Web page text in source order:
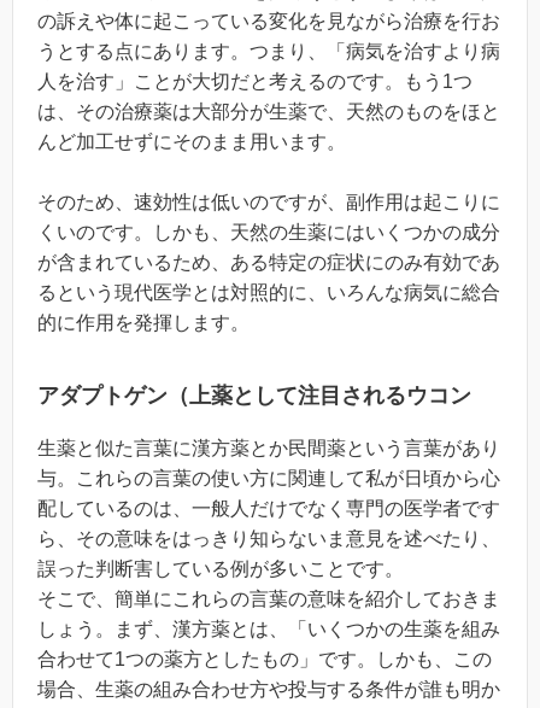
の訴えや体に起こっている変化を見ながら治療を行お
うとする点にあります。つまり、「病気を治すより病
人を治す」ことが大切だと考えるのです。もう1つ
は、その治療薬は大部分が生薬で、天然のものをほと
んど加工せずにそのまま用います。
そのため、速効性は低いのですが、副作用は起こりに
くいのです。しかも、天然の生薬にはいくつかの成分
が含まれているため、ある特定の症状にのみ有効であ
るという現代医学とは対照的に、いろんな病気に総合
的に作用を発揮します。
アダプトゲン（上薬として注目されるウコン
生薬と似た言葉に漢方薬とか民間薬という言葉があり
与。これらの言葉の使い方に関連して私が日頃から心
配しているのは、一般人だけでなく専門の医学者です
ら、その意味をはっきり知らないま意見を述べたり、
誤った判断害している例が多いことです。
そこで、簡単にこれらの言葉の意味を紹介しておきま
しょう。まず、漢方薬とは、「いくつかの生薬を組み
合わせて1つの薬方としたもの」です。しかも、この
場合、生薬の組み合わせ方や投与する条件が誰も明か